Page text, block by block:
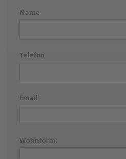
Name
Telefon
Email
Wohnform: